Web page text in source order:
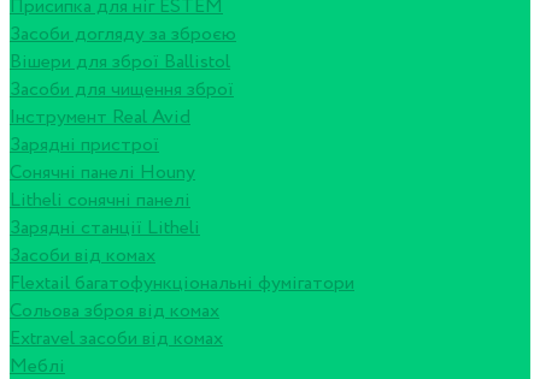
Присипка для ніг ESTEM
Засоби догляду за зброєю
Вішери для зброї Ballistol
Засоби для чищення зброї
Інструмент Real Avid
Зарядні пристрої
Сонячні панелі Houny
Litheli сонячні панелі
Зарядні станції Litheli
Засоби від комах
Flextail багатофункціональні фумігатори
Сольова зброя від комах
Extravel засоби від комах
Меблі